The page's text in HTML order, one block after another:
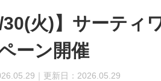
30(火)】サーテ
ーン開催
｜更新日：2026.05.29